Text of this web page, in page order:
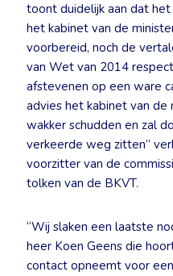
toont duidelijk aan dat
het kabinet van de
voorbereid, noch de
van Wet van 2014
afstevenen op een ware
advies het kabinet van de
wakker schudden en zal
verkeerde weg zitten”
voorzitter van de
tolken van de BKVT.
“Wij slaken een laatste
heer Koen Geens die
contact opneemt voor